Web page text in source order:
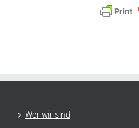
Wer wir sind